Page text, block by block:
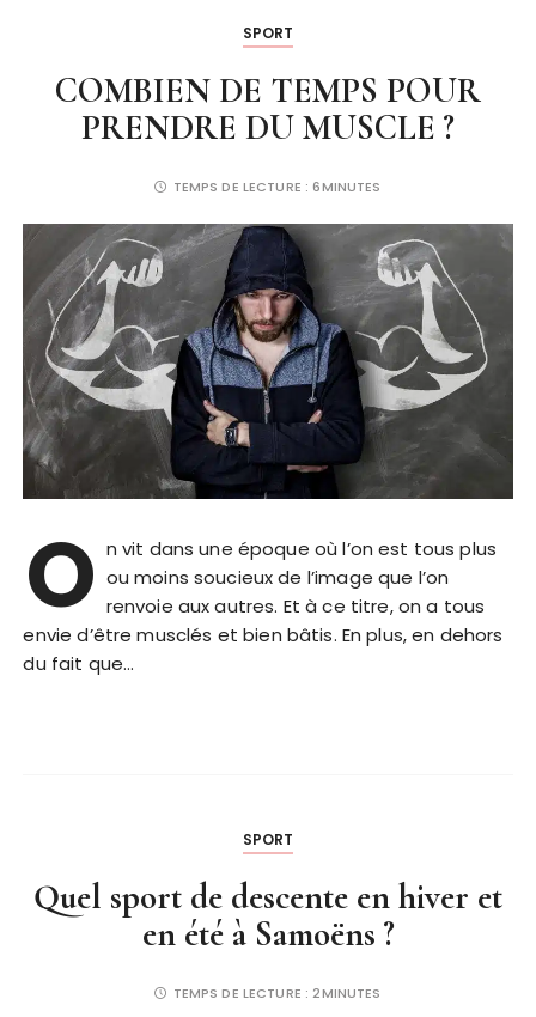
SPORT
COMBIEN DE TEMPS POUR
PRENDRE DU MUSCLE ?
TEMPS DE LECTURE :6MINUTES
O n vit dans une époque où l’on est tous plus
ou moins soucieux de l’image que l’on
renvoie aux autres. Et à ce titre, on a tous
envie d’être musclés et bien bâtis. En plus, en dehors
du fait que…
SPORT
Quel sport de descente en hiver et
en été à Samoëns ?
TEMPS DE LECTURE :2MINUTES